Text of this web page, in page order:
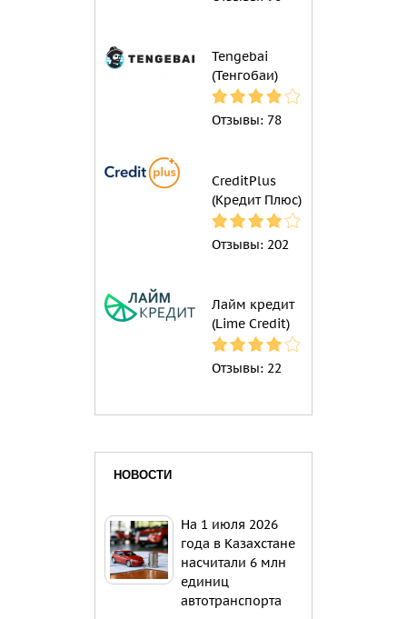
Tengebai
(Тенгобаи)
Отзывы: 78
CreditPlus
(Кредит Плюс)
Отзывы: 202
Лайм кредит
(Lime Credit)
Отзывы: 22
НОВОСТИ
На 1 июля 2026
года в Казахстане
насчитали 6 млн
единиц
автотранспорта